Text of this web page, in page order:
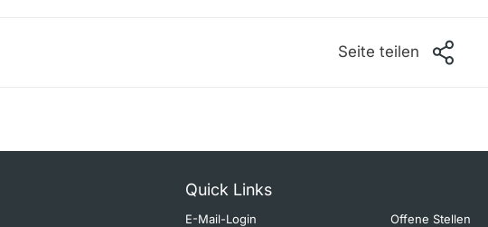
Seite teilen
Quick Links
E-Mail-Login Offene Stellen